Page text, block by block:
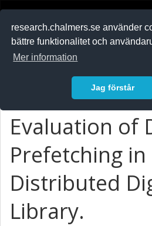
research.chalmers.se använder
bättre funktionalitet och
Mer information
Jag förstår
Evaluation of
Prefetching in
Distributed
Library.